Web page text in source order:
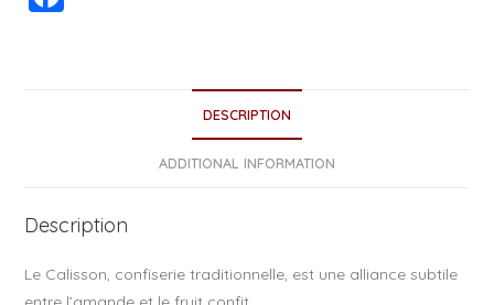
o
k
DESCRIPTION
ADDITIONAL INFORMATION
Description
Le Calisson, confiserie traditionnelle, est une alliance subtile